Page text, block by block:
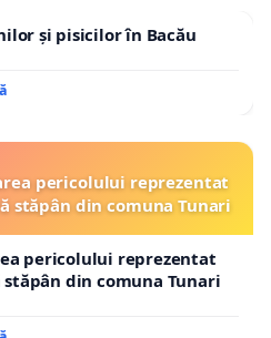
și pisicilor în Bacău
pericolului reprezentat
stăpân din comuna Tunari
pericolului reprezentat
din comuna Tunari